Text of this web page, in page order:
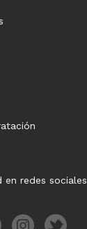
en redes sociales